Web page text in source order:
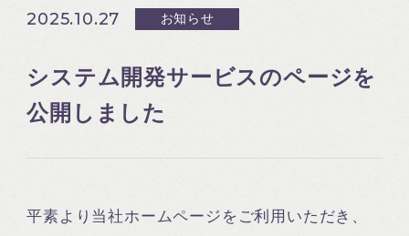
2025.10.27 お知らせ
システム開発サービスのページを
公開しました
平素より当社ホームページをご利用いただき、